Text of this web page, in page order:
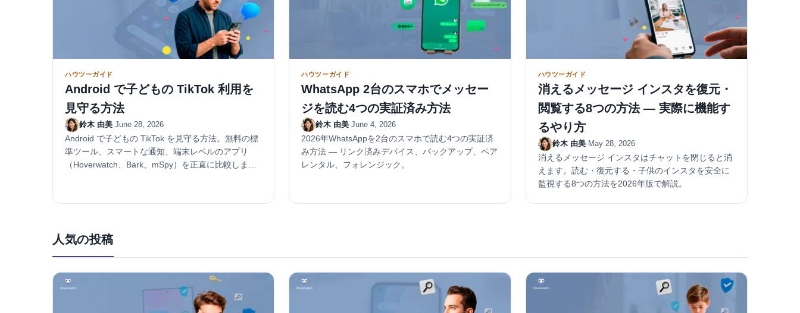
ハウツーガイド
Android で子どもの TikTok 利用を
見守る方法
鈴木 由美·June 28, 2026
Android で子どもの TikTok を見守る方法。無料の標
準ツール、スマートな通知、端末レベルのアプリ
（Hoverwatch、Bark、mSpy）を正直に比較しま
ハウツーガイド
WhatsApp 2台のスマホでメッセー
ジを読む4つの実証済み方法
鈴木 由美·June 4, 2026
2026年WhatsAppを2台のスマホで読む4つの実証済
み方法 — リンク済みデバイス、バックアップ、ペア
レンタル、フォレンジック。
ハウツーガイド
消えるメッセージ インスタを復元・
閲覧する8つの方法 — 実際に機能す
るやり方
鈴木 由美· May 28, 2026
消えるメッセージ インスタはチャットを閉じると消
えます。読む・復元する・子供のインスタを安全に
監視する8つの方法を2026年版で解説。
人気の投稿